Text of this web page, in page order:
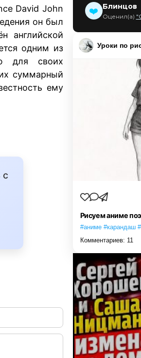
David John
он был
английской
одним из
для своих
суммарный
ему
с
❤️ Блинцов
Оценил(а)
Уроки по
Рисуем аниме
#аниме #карандаш
Комментариев: 11